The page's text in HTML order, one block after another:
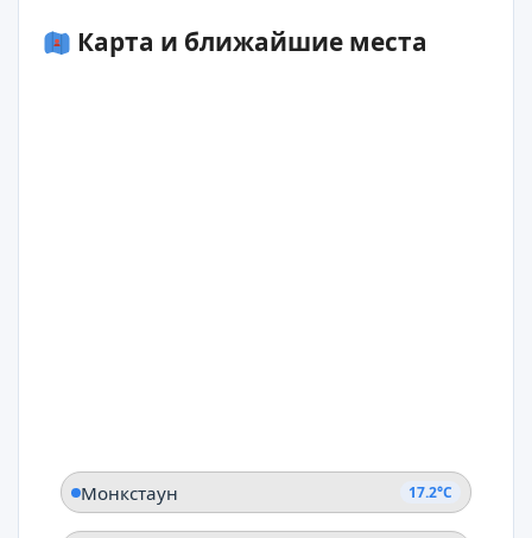
Карта и ближайшие места
Монкстаун 17.2°C